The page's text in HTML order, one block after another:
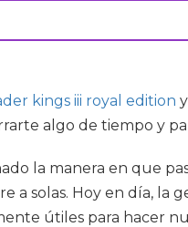
kings iii royal edition y
algo de tiempo y
la manera en que
a solas. Hoy en día, la
útiles para hacer